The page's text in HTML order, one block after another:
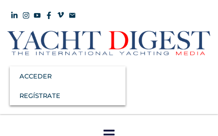
ACCEDER
REGÍSTRATE